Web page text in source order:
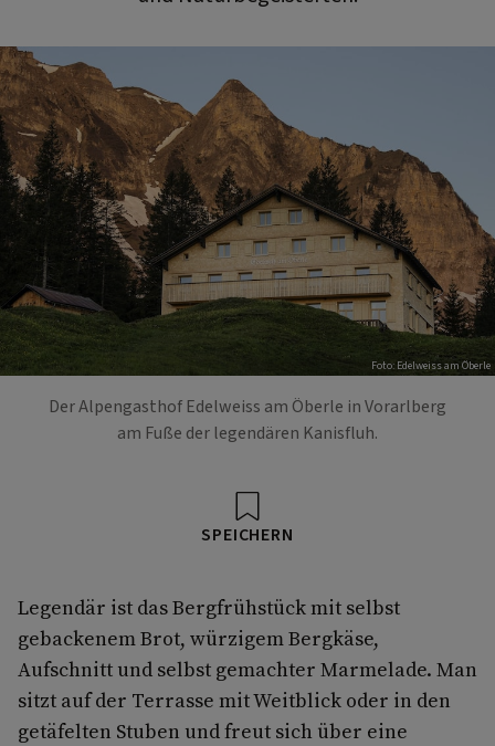
Foto: Edelweiss am Öberle
Der Alpengasthof Edelweiss am Öberle in Vorarlberg
am Fuße der legendären Kanisfluh.
SPEICHERN
Legendär ist das Bergfrühstück mit selbst
gebackenem Brot, würzigem Bergkäse,
Aufschnitt und selbst gemachter Marmelade. Man
sitzt auf der Terrasse mit Weitblick oder in den
getäfelten Stuben und freut sich über eine